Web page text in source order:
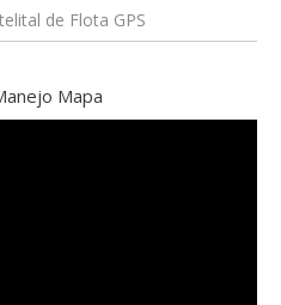
de Flota GPS
Mapa